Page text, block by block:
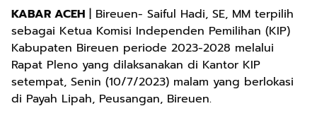
KABAR ACEH | Bireuen- Saiful Hadi, SE, MM terpilih
sebagai Ketua Komisi Independen Pemilihan (KIP)
Kabupaten Bireuen periode 2023-2028 melalui
Rapat Pleno yang dilaksanakan di Kantor KIP
setempat, Senin (10/7/2023) malam yang berlokasi
di Payah Lipah, Peusangan, Bireuen.